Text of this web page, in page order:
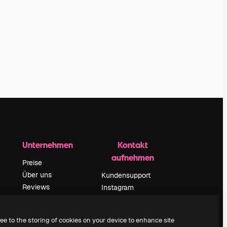
Unternehmen
Preise
Über uns
Reviews
Blog
Kontakt
aufnehmen
Kundensupport
Instagram
TikTok
to the storing of cookies on your device to enhance site